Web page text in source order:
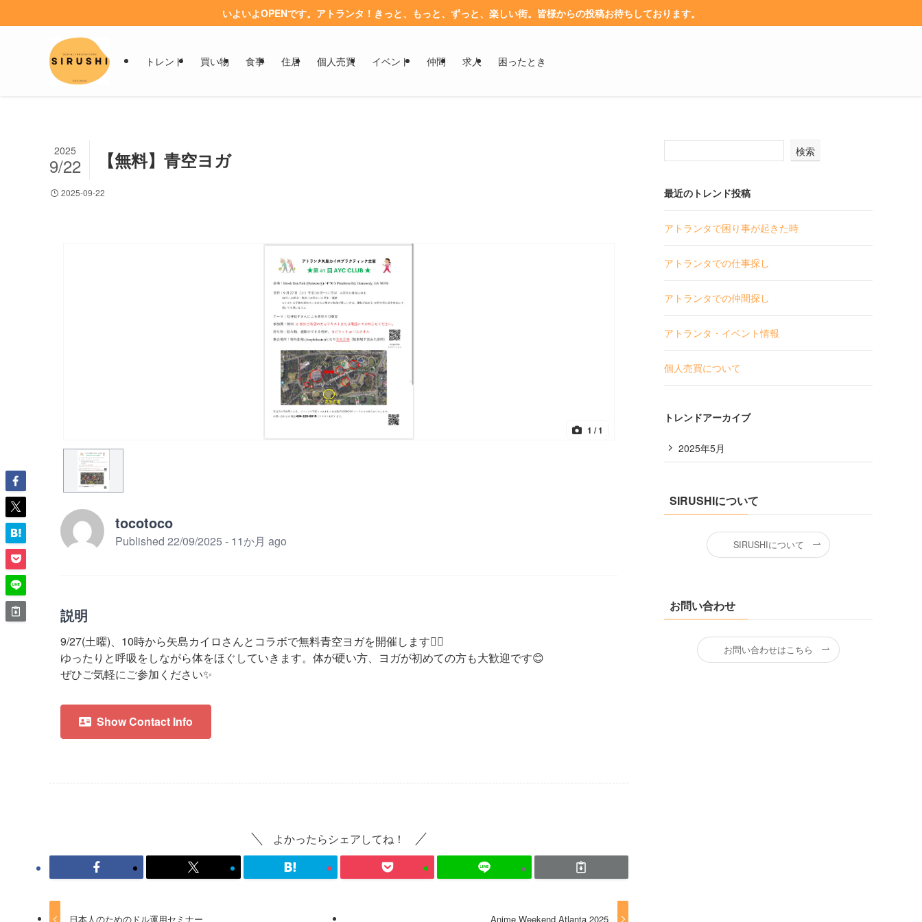
いよいよOPENです。アトランタ！きっと、もっと、ずっと、楽しい街。皆様からの投稿お待ちしております。
トレンド 買い物 食事 住居 個人売買 イベント 仲間 求人 困ったとき
【無料】青空ヨガ
2025
9/22
2025-09-22
1 / 1
tocotoco
Published 22/09/2025 - 11か月 ago
説明
9/27(土曜)、10時から矢島カイロさんとコラボで無料青空ヨガを開催します🧘‍♀️
ゆったりと呼吸をしながら体をほぐしていきます。体が硬い方、ヨガが初めての方も大歓迎です😊
ぜひご気軽にご参加ください✨
Show Contact Info
よかったらシェアしてね！
日本人のためのドル運用セミナー Anime Weekend Atlanta 2025
検索
最近のトレンド投稿
アトランタで困り事が起きた時
アトランタでの仕事探し
アトランタでの仲間探し
アトランタ・イベント情報
個人売買について
トレンドアーカイブ
2025年5月
SIRUSHIについて
SIRUSHIについて
お問い合わせ
お問い合わせはこちら